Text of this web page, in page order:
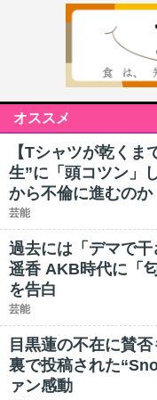
オススメ
【Tシャツが乾くま
生”に「頭コツン」
から不倫に進むのか
芸能
過去には「デマで
遥香 AKB時代に「
を告白
芸能
目黒蓮の不在に賛
裏で投稿された
ァン感動